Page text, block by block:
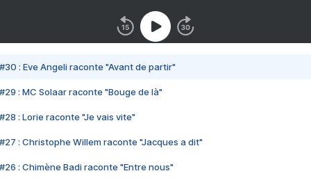
#30 : Eve Angeli raconte "Avant de partir"
#29 : MC Solaar raconte "Bouge de là"
#28 : Lorie raconte "Je vais vite"
#27 : Christophe Willem raconte "Jacques a dit"
#26 : Chimène Badi raconte "Entre nous"